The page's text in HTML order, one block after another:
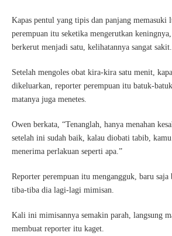
Kapas pentul yang tipis dan panjang memasuki
perempuan itu seketika mengerutkan
berkerut menjadi satu, kelihatannya sangat sakit.
Setelah mengoles obat kira-kira satu menit,
dikeluarkan, reporter perempuan itu batuk-
matanya juga menetes.
Owen berkata, “Tenanglah, hanya menahan
setelah ini sudah baik, kalau diobati tabib,
menerima perlakuan seperti apa.”
Reporter perempuan itu mengangguk, baru saja
tiba-tiba dia lagi-lagi mimisan.
Kali ini mimisannya semakin parah, langsung
membuat reporter itu kaget.